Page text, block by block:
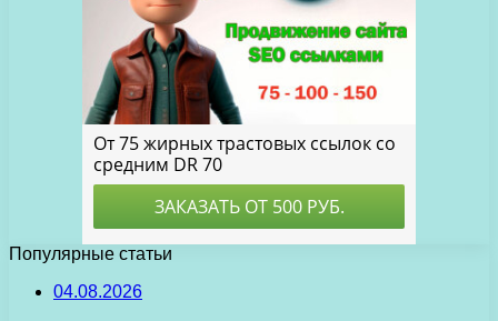
Популярные статьи
04.08.2026